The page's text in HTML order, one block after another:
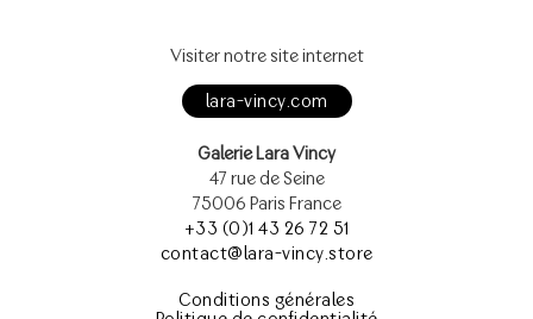
Visiter notre site internet
lara-vincy.com
Galerie Lara Vincy
47 rue de Seine
75006 Paris France
+33 (0)1 43 26 72 51
contact@lara-vincy.store
Conditions générales